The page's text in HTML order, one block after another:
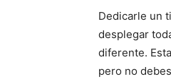
Dedicarle un
desplegar
diferente.
pero no